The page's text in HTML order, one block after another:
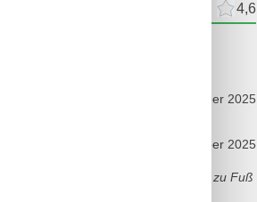
4,6
december 2025
oktober 2025
ziemliche ruhig. Man ist schnell zu Fuß